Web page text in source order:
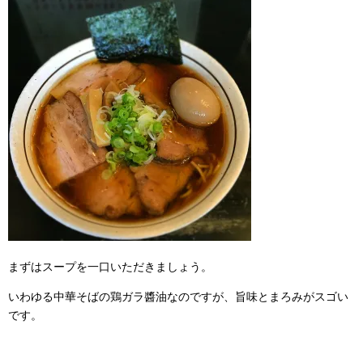
まずはスープを一口いただきましょう。
いわゆる中華そばの鶏ガラ醬油なのですが、旨味とまろみがスゴい
です。